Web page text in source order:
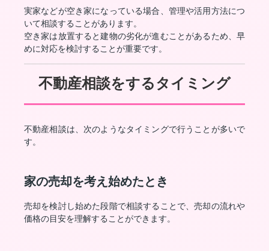
実家などが空き家になっている場合、管理や活用方法につ
いて相談することがあります。
空き家は放置すると建物の劣化が進むことがあるため、早
めに対応を検討することが重要です。
不動産相談をするタイミング
不動産相談は、次のようなタイミングで行うことが多いで
す。
家の売却を考え始めたとき
売却を検討し始めた段階で相談することで、売却の流れや
価格の目安を理解することができます。